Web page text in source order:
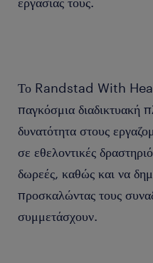
Το Randstad With
παγκόσμια διαδικτυακή
δυνατότητα στους
σε εθελοντικές
δωρεές, καθώς και να
προσκαλώντας τους
συμμετάσχουν.